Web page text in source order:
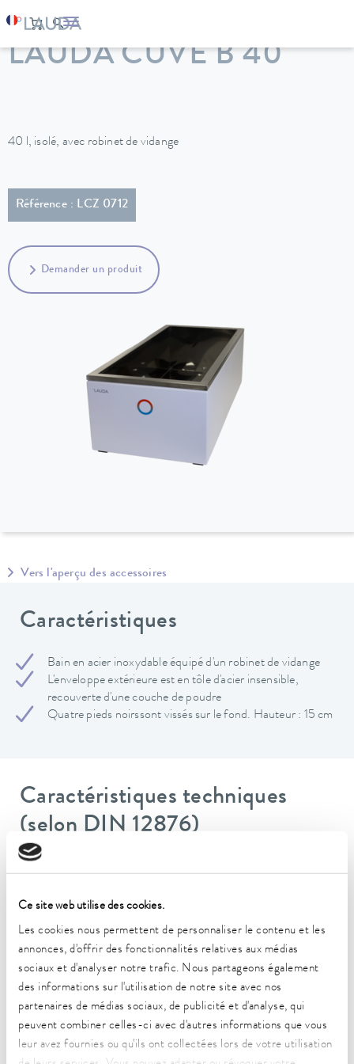
Ce site web utilise des cookies.
Les cookies nous permettent de personnaliser le contenu et les
annonces, d'offrir des fonctionnalités relatives aux médias
sociaux et d'analyser notre trafic. Nous partageons également
des informations sur l'utilisation de notre site avec nos
partenaires de médias sociaux, de publicité et d'analyse, qui
peuvent combiner celles-ci avec d'autres informations que vous
leur avez fournies ou qu'ils ont collectées lors de votre utilisation
LAUDA Appareils de thermorégulation
LAUDA CUVE B 40
40 l, isolé, avec robinet de vidange
Référence : LCZ 0712
Demander un produit
Vers l'aperçu des accessoires
Caractéristiques
Bain en acier inoxydable équipé d'un robinet de vidange
L'enveloppe extérieure est en tôle d'acier insensible,
recouverte d'une couche de poudre
Quatre pieds noirssont vissés sur le fond. Hauteur : 15 cm
Caractéristiques techniques
(selon DIN 12876)
Dimensions (l x P x H)
Surface utile largeur
Surface utile profondeur
Profondeur d'immersion
180 mm